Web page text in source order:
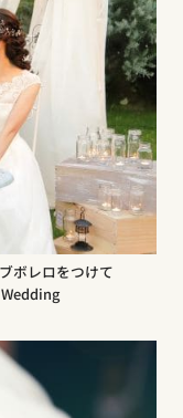
ボレロをつけて